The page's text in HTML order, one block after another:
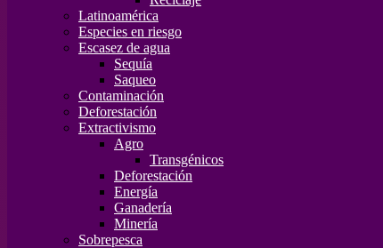
Latinoamérica
Especies en riesgo
Escasez de agua
Sequía
Saqueo
Contaminación
Deforestación
Extractivismo
Agro
Transgénicos
Deforestación
Energía
Ganadería
Minería
Sobrepesca